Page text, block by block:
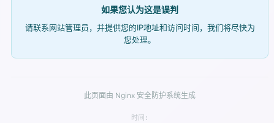
如果您认为这是误判
请联系网站管理员，并提供您的IP地址和访问时间，我们将尽快为
您处理。
此页面由 Nginx 安全防护系统生成
时间: